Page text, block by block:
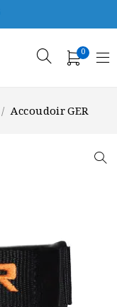
0
/ Accoudoir GER